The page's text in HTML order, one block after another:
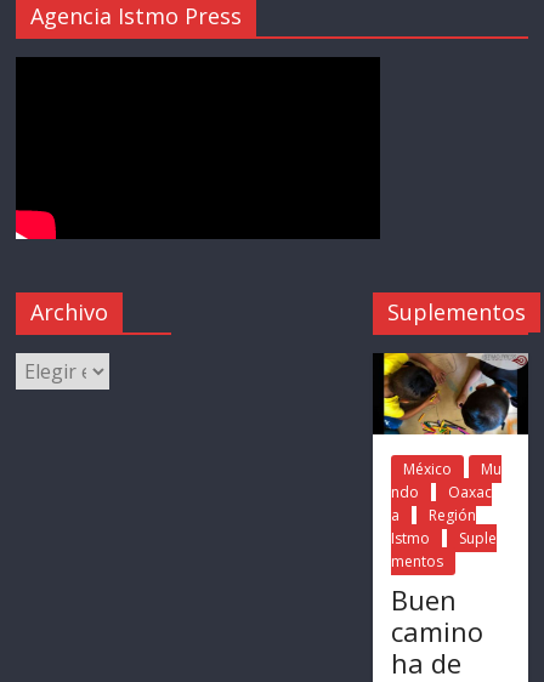
Agencia Istmo Press
Archivo Suplementos
México
Mu
ndo
Oaxac
a
Región
Istmo
Suple
mentos
Buen
camino
ha de